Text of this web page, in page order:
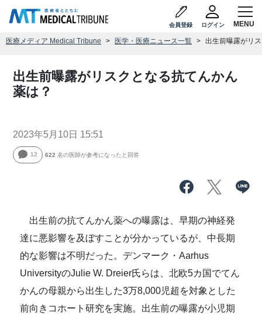
会員登録 ログイン
医療メディア Medical Tribune 医学・医療ニュース一覧 出生前曝露がリ
出生前曝露がリスクとなる抗てんかん
薬は？
2023年5月10日 15:51
12 622 名の医師が参考になったと回答
出生前の抗てんかん薬への曝露は、早期の神経発
達に悪影響を及ぼすことが分かっているが、中長期
的な影響は不明だった。デンマーク・Aarhus
UniversityのJulie W. Dreier氏らは、北欧5カ国でてん
かんの母親から出生した3万8,000児超を対象とした
前向きコホート研究を実施。出生前の曝露が小児期